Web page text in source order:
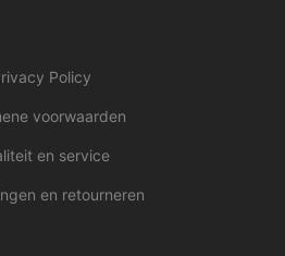
Policy
voorwaarden
en service
en retourneren